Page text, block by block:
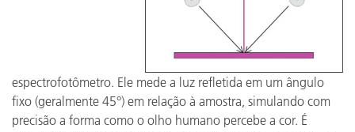
espectrofotômetro. Ele mede a luz refletida em um ângulo
fixo (geralmente 45°) em relação à amostra, simulando com
precisão a forma como o olho humano percebe a cor. É